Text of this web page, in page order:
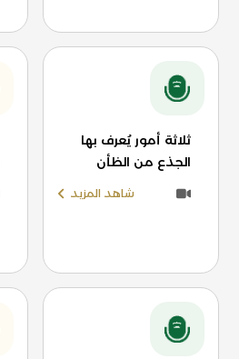
ثلاثة أمور يُعرف بها
الجذع من الظأن
شاهد المزيد